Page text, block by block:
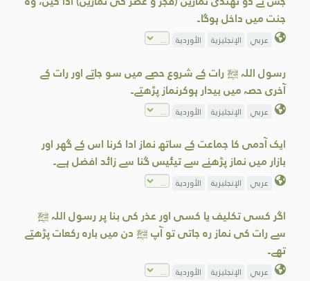
جنت میں داخل ہوگا۔
عربي الإنجليزية الأوردية
رسول اللہ ﷺ رات کے شروع حصے میں سو جاتے اور رات کے
آخری حصہ میں بیدار ہوکرنماز پڑھتے۔
عربي الإنجليزية الأوردية
ایک آدمی کا جماعت کے ساتھ نماز ادا کرنا اس کے گھر اور
بازار میں نماز پڑھنے سے تیئیس گنا سے زائد افضل ہے۔
عربي الإنجليزية الأوردية
اگر کسی تکلیف یا کسی اور عذر کی بنا پر رسول اللہ ﷺ
سے رات کی نماز رہ جاتی تو آپ ﷺ دن میں بارہ رکعات پڑھتے
تھے۔
عربي الإنجليزية الأوردية